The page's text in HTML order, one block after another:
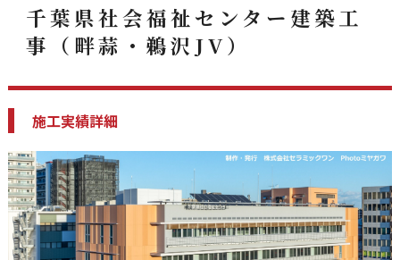
千葉県社会福祉センター建築工
事（畔蒜・鵜沢JV）
施工実績詳細